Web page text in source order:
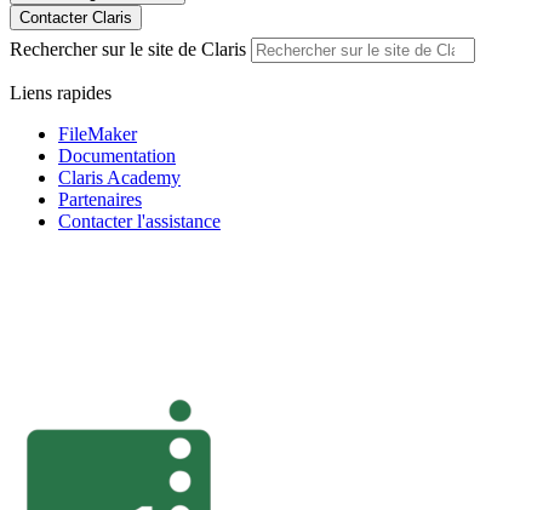
Contacter Claris
Rechercher sur le site de Claris
Liens rapides
FileMaker
Documentation
Claris Academy
Partenaires
Contacter l'assistance